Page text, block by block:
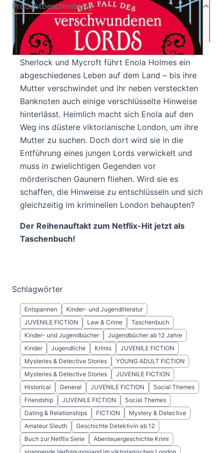
Produktbeschreibung
Eine sittsame Lady? Doch nicht Enola!
Anders als ihre berühmten älteren Brüder
Sherlock und Mycroft führt Enola Holmes ein
abgeschiedenes Leben auf dem Land – bis ihre
Mutter verschwindet und ihr neben versteckten
Banknoten auch einige verschlüsselte Hinweise
hinterlässt. Heimlich macht sich Enola auf den
Weg ins düstere viktorianische London, um ihre
Mutter zu suchen. Doch dort wird sie in die
Entführung eines jungen Lords verwickelt und
muss in zwielichtigen Gegenden vor
mörderischen Gaunern fliehen. Wird sie es
schaffen, die Hinweise zu entschlüsseln und sich
gleichzeitig im kriminellen London behaupten?
Der Reihenauftakt zum Netflix-Hit jetzt als
Taschenbuch!
Schlagwörter
Entspannen
Kinder- und Jugendliteratur
JUVENILE FICTION
Law & Crime
Taschenbuch
Kinder- und Jugendbücher
Jugendbücher ab 12 Jahre
Kinder
Jugendliche Krimis
JUVENILE FICTION
Mysteries & Detective Stories
YOUNG ADULT FICTION
Mysteries & Detective Stories
JUVENILE FICTION
Historical
General JUVENILE FICTION
Social Themes
Friendship
JUVENILE FICTION
Social Themes
Dating & Relationships
FICTION
Mystery & Detective
Amateur Sleuth
Geschichte Detektivin ab 12
Buch zur Netflix Serie
Abenteuergeschichte Krimi